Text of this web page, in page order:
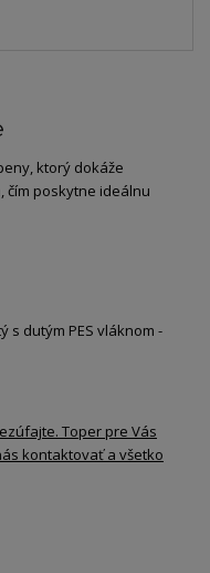
ktorý dokáže
čím poskytne ideálnu
s dutým PES vláknom -
Toper pre Vás
kontaktovať a všetko